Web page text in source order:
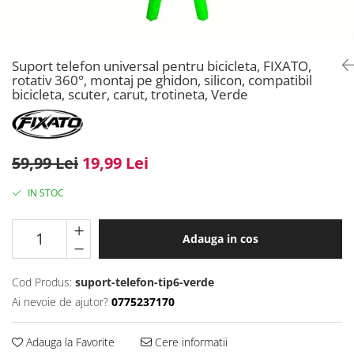
Suport telefon universal pentru bicicleta, FIXATO,
rotativ 360°, montaj pe ghidon, silicon, compatibil
bicicleta, scuter, carut, trotineta, Verde
59,99 Lei 19,99 Lei
IN STOC
Adauga in cos
Cod Produs: suport-telefon-tip6-verde
Ai nevoie de ajutor? 0775237170
Adauga la Favorite Cere informatii